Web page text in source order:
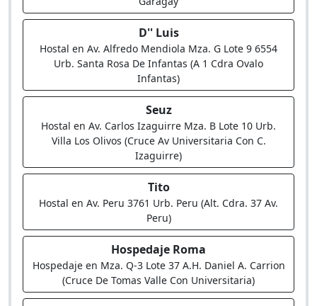
D'' Luis
Hostal en Av. Alfredo Mendiola Mza. G Lote 9 6554
Urb. Santa Rosa De Infantas (A 1 Cdra Ovalo
Infantas)
Seuz
Hostal en Av. Carlos Izaguirre Mza. B Lote 10 Urb.
Villa Los Olivos (Cruce Av Universitaria Con C.
Izaguirre)
Tito
Hostal en Av. Peru 3761 Urb. Peru (Alt. Cdra. 37 Av.
Peru)
Hospedaje Roma
Hospedaje en Mza. Q-3 Lote 37 A.H. Daniel A. Carrion
(Cruce De Tomas Valle Con Universitaria)